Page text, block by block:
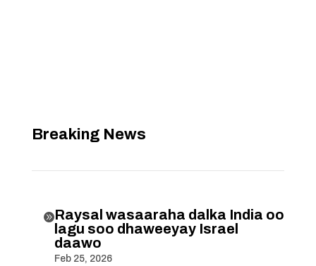
Breaking News
Raysal wasaaraha dalka India oo
lagu soo dhaweeyay Israel
daawo
Feb 25, 2026